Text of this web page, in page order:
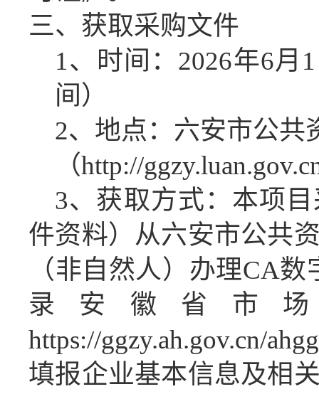
三、获取采购文件
1、时间： 2026年6月 1
间）
2、地点：六安市公共
（http://
3、获取方式：本项
件资料）从六安市公共
（非自然人）办理CA
录安徽省市
https://ggzy.ah.gov.cn/
填报企业基本信息及相